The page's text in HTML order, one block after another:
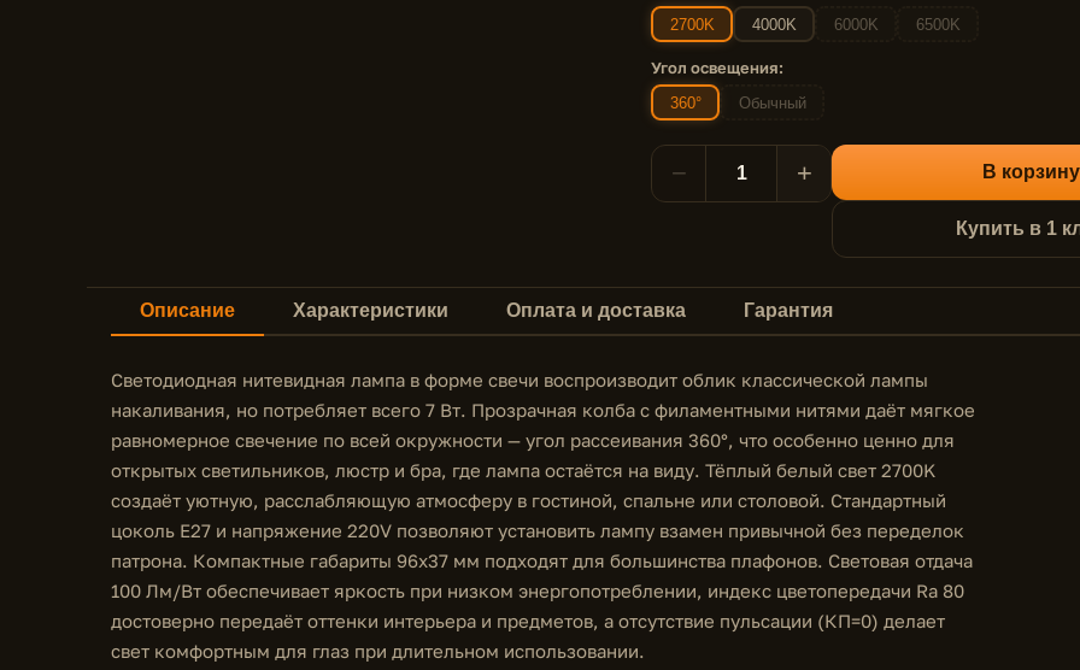
2700K 4000K 6000K 6500K
Угол освещения:
360° Обычный
− + В корзину
Купить в 1
Описание Характеристики Оплата и доставка Гарантия
Светодиодная нитевидная лампа в форме свечи воспроизводит облик классической лампы
накаливания, но потребляет всего 7 Вт. Прозрачная колба с филаментными нитями даёт мягкое
равномерное свечение по всей окружности — угол рассеивания 360°, что особенно ценно для
открытых светильников, люстр и бра, где лампа остаётся на виду. Тёплый белый свет 2700K
создаёт уютную, расслабляющую атмосферу в гостиной, спальне или столовой. Стандартный
цоколь E27 и напряжение 220V позволяют установить лампу взамен привычной без переделок
патрона. Компактные габариты 96х37 мм подходят для большинства плафонов. Световая отдача
100 Лм/Вт обеспечивает яркость при низком энергопотреблении, индекс цветопередачи Ra 80
достоверно передаёт оттенки интерьера и предметов, а отсутствие пульсации (КП=0) делает
свет комфортным для глаз при длительном использовании.